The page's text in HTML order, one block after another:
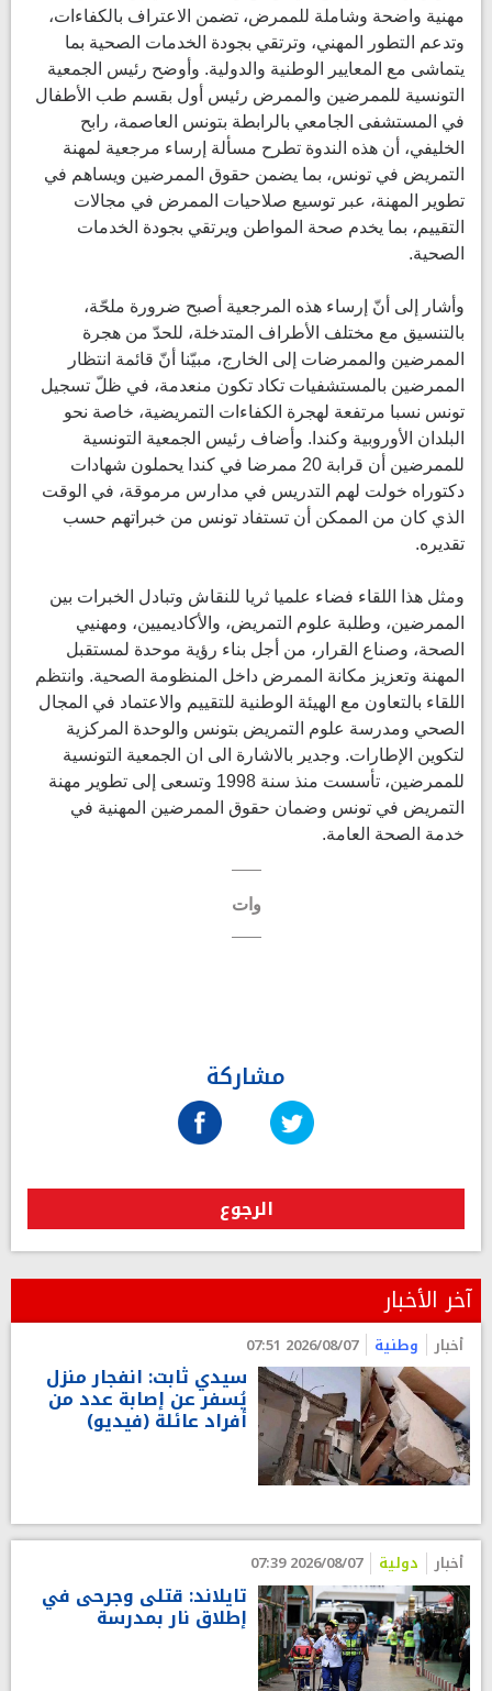
مهنية واضحة وشاملة للممرض، تضمن الاعتراف بالكفاءات،
وتدعم التطور المهني، وترتقي بجودة الخدمات الصحية بما
يتماشى مع المعايير الوطنية والدولية. وأوضح رئيس الجمعية
التونسية للممرضين والممرض رئيس أول بقسم طب الأطفال
في المستشفى الجامعي بالرابطة بتونس العاصمة، رابح
الخليفي، أن هذه الندوة تطرح مسألة إرساء مرجعية لمهنة
التمريض في تونس، بما يضمن حقوق الممرضين ويساهم في
تطوير المهنة، عبر توسيع صلاحيات الممرض في مجالات
التقييم، بما يخدم صحة المواطن ويرتقي بجودة الخدمات
الصحية.
وأشار إلى أنّ إرساء هذه المرجعية أصبح ضرورة ملحّة،
بالتنسيق مع مختلف الأطراف المتدخلة، للحدّ من هجرة
الممرضين والممرضات إلى الخارج، مبيّنا أنّ قائمة انتظار
الممرضين بالمستشفيات تكاد تكون منعدمة، في ظلّ تسجيل
تونس نسبا مرتفعة لهجرة الكفاءات التمريضية، خاصة نحو
البلدان الأوروبية وكندا. وأضاف رئيس الجمعية التونسية
للممرضين أن قرابة 20 ممرضا في كندا يحملون شهادات
دكتوراه خولت لهم التدريس في مدارس مرموقة، في الوقت
الذي كان من الممكن أن تستفاد تونس من خبراتهم حسب
تقديره.
ومثل هذا اللقاء فضاء علميا ثريا للنقاش وتبادل الخبرات بين
الممرضين، وطلبة علوم التمريض، والأكاديميين، ومهنيي
الصحة، وصناع القرار، من أجل بناء رؤية موحدة لمستقبل
المهنة وتعزيز مكانة الممرض داخل المنظومة الصحية. وانتظم
اللقاء بالتعاون مع الهيئة الوطنية للتقييم والاعتماد في المجال
الصحي ومدرسة علوم التمريض بتونس والوحدة المركزية
لتكوين الإطارات. وجدير بالاشارة الى ان الجمعية التونسية
للممرضين، تأسست منذ سنة 1998 وتسعى إلى تطوير مهنة
التمريض في تونس وضمان حقوق الممرضين المهنية في
خدمة الصحة العامة.
وات
مشاركة
الرجوع
آخر الأخبار
أخبار وطنية 2026/08/07 07:51
سيدي ثابت: انفجار منزل
يُسفر عن إصابة عدد من
أفراد عائلة (فيديو)
أخبار دولية 2026/08/07 07:39
تايلاند: قتلى وجرحى في
إطلاق نار بمدرسة